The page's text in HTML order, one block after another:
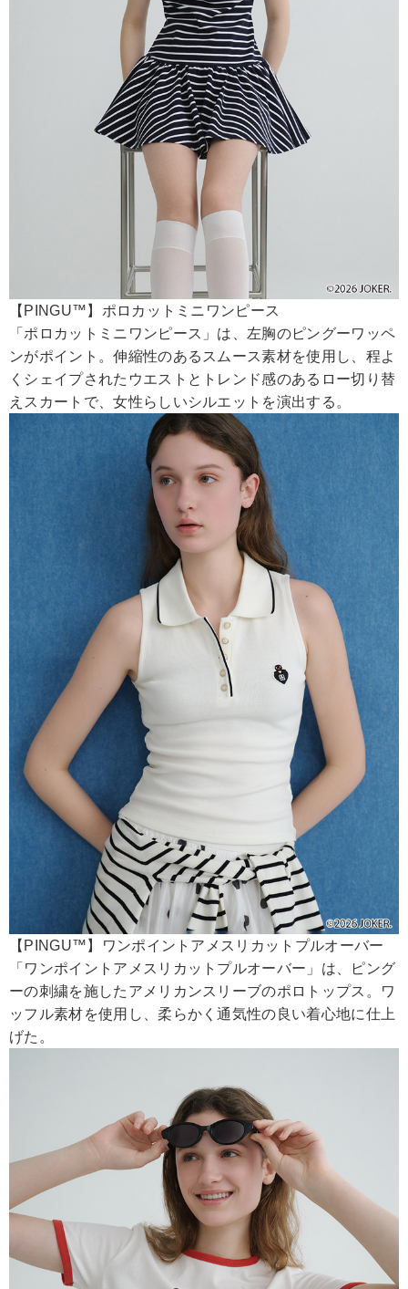
【PINGU™】ポロカットミニワンピース
「ポロカットミニワンピース」は、左胸のピングーワッペ
ンがポイント。伸縮性のあるスムース素材を使用し、程よ
くシェイプされたウエストとトレンド感のあるロー切り替
えスカートで、女性らしいシルエットを演出する。
【PINGU™】ワンポイントアメスリカットプルオーバー
「ワンポイントアメスリカットプルオーバー」は、ピング
ーの刺繍を施したアメリカンスリーブのポロトップス。ワ
ッフル素材を使用し、柔らかく通気性の良い着心地に仕上
げた。